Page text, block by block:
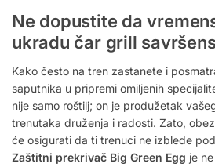
Ne dopustite da
ukradu čar grill
Kako često na tren zastanete i
saputnika u pripremi omiljenih
nije samo roštilj; on je produžetak
trenutaka druženja i radosti. Zato,
će osigurati da ti trenuci ne izblede
Zaštitni prekrivač Big Green Egg je